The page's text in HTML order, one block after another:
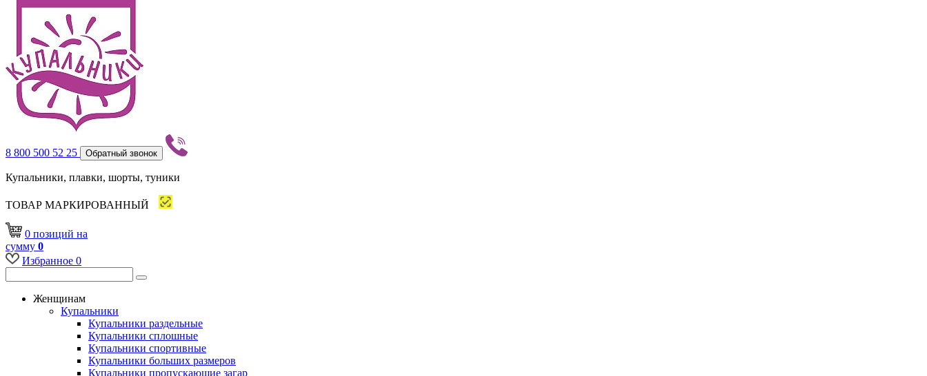
8 800 500 52 25 Обратный звонок
Купальники, плавки, шорты, туники
ТОВАР МАРКИРОВАННЫЙ
0 позиций на
сумму 0
Избранное 0
Женщинам
Купальники
Купальники раздельные
Купальники сплошные
Купальники спортивные
Купальники больших размеров
Купальники пропускающие загар